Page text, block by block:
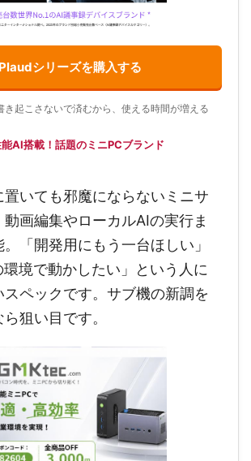
Plaudシリーズを購入する
き起こさないで済むから、使える時間が増える
AI搭載！話題のミニPCブランド
置いても邪魔にならないミニサ
動画編集やローカルAIの実行ま
「開発用にもう一台ほしい」
環境で動かしたい」という人に
スペックです。サブ機の新調を
狙い目です。